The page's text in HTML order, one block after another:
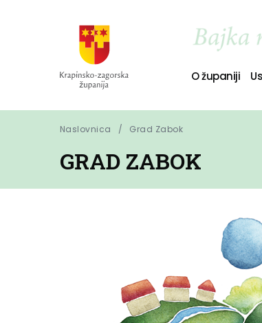
O županiji
Naslovnica Grad Zabok
GRAD ZABOK